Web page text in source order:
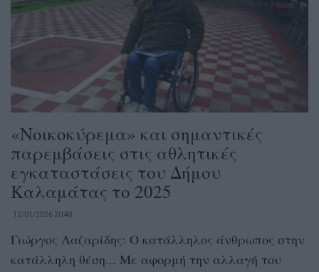
«Νοικοκύρεμα» και σημαντικές
παρεμβάσεις στις αθλητικές
εγκαταστάσεις του Δήμου
Καλαμάτας το 2025
12/01/2026 20:48
Γιώργος Λαζαρίδης: Ο κατάλληλος άνθρωπος στην
κατάλληλη θέση... Με αφορμή την αλλαγή του